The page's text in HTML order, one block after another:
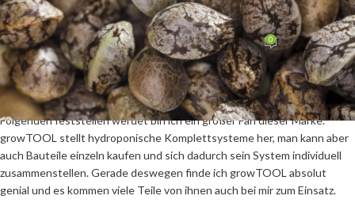
Markenspecial – growTOOL
Juan CervantesOn 5. November 2013 0
Heute möchte ich euch in meinem neusten Blogbeitrag die Produkte
der Marke growTOOL näher vorstellen. Wie ihr wahrscheinlich im
Folgenden feststellen werdet bin ich ein großer Fan dieser Marke.
growTOOL stellt hydroponische Komplettsysteme her, man kann aber
auch Bauteile einzeln kaufen und sich dadurch sein System individuell
zusammenstellen. Gerade deswegen finde ich growTOOL absolut
genial und es kommen viele Teile von ihnen auch bei mir zum Einsatz.